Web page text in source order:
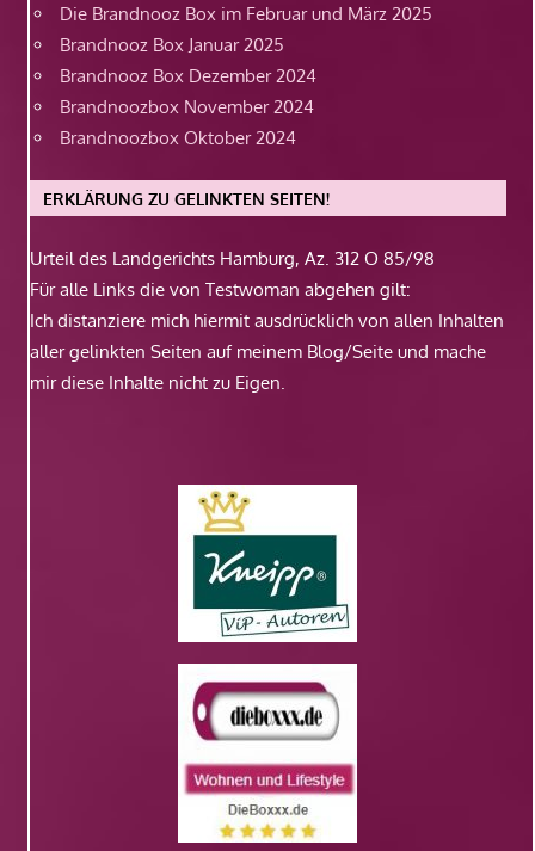
Die Brandnooz Box im Februar und März 2025
Brandnooz Box Januar 2025
Brandnooz Box Dezember 2024
Brandnoozbox November 2024
Brandnoozbox Oktober 2024
ERKLÄRUNG ZU GELINKTEN SEITEN!
Urteil des Landgerichts Hamburg, Az. 312 O 85/98
Für alle Links die von Testwoman abgehen gilt:
Ich distanziere mich hiermit ausdrücklich von allen Inhalten
aller gelinkten Seiten auf meinem Blog/Seite und mache
mir diese Inhalte nicht zu Eigen.